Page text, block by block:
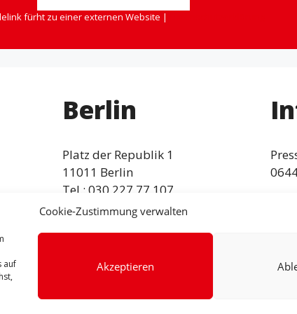
Cookie-Zustimmung verwalten
auf
Akzeptieren
fürht zu einer externen Website |
Berlin
Platz der Republik 1
11011 Berlin
Tel.: 030 227 77 107
Fax: 030 227 76 108
Datenschutzerklärung Facebook Instagram